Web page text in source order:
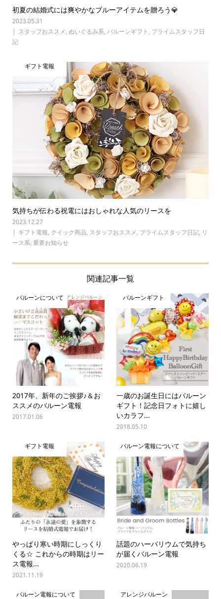
初夏の結婚式には爽やかなブルーアイテムを贈ろう💎
2023.05.31
スタッフおススメ, ぬいぐるみ系, バルーンギフト , プライムスタッフ日
記
ギフト電報
気持ちが伝わる祝電にはおしゃれな人気のリースを
2023.12.27
ギフト電報, クイック商品, スタッフおススメ, プライムスタッフ日記, リ
ース系, 重要お知らせ
関連記事一覧
バルーンについて
2017年、新年のご挨拶♪＆お
ススメのバルーン電報
2017.01.06
バルーンギフト
一歳のお誕生日にはバルーン
ギフト！記念日フォトに嬉し
いカラフ...
2018.05.10
ギフト電報
やっぱり寒い時期にしっくり
くる☆ これからの時期はリー
ス電報...
2021.11.19
バルーン電報について
話題のハーバリウムで気持ち
が届くバルーン電報
2020.06.19
バルーン電報について アレンジバルーン